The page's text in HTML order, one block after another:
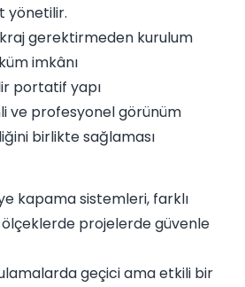
yönetilir.
gerektirmeden kurulum
imkânı
portatif yapı
ve profesyonel görünüm
birlikte sağlaması
kapama sistemleri, farklı
projelerde güvenle
geçici ama etkili bir